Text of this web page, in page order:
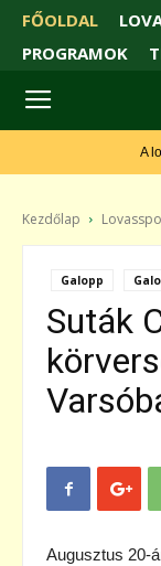
FŐOLDAL
PROGRAMOK
A lovak is
Kezdőlap
Galopp
Suták
Augusztus 20-